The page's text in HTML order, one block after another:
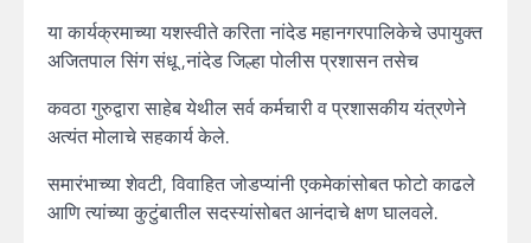
या कार्यक्रमाच्या यशस्वीते करिता नांदेड महानगरपालिकेचे उपायुक्त
अजितपाल सिंग संधू ,नांदेड जिल्हा पोलीस प्रशासन तसेच
कवठा गुरुद्वारा साहेब येथील सर्व कर्मचारी व प्रशासकीय यंत्रणेने
अत्यंत मोलाचे सहकार्य केले.
समारंभाच्या शेवटी, विवाहित जोडप्यांनी एकमेकांसोबत फोटो काढले
आणि त्यांच्या कुटुंबातील सदस्यांसोबत आनंदाचे क्षण घालवले.